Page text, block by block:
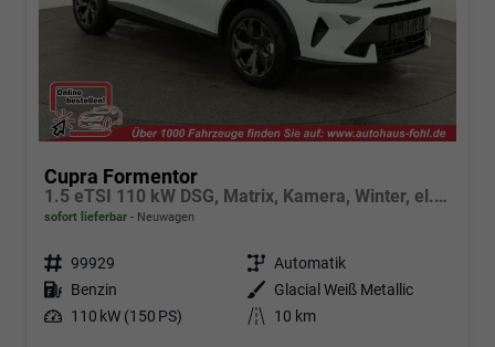
Cupra Formentor
1.5 eTSI 110 kW DSG, Matrix, Kamera, Winter, el. Klappe, 5 J.-Garantie
sofort lieferbar Neuwagen
Fahrzeugnr. 99929 Getriebe Automatik
Kraftstoff Benzin Außenfarbe
Glacial Weiß Metallic
Leistung 110 kW (150 PS) Kilometerstand 10 km